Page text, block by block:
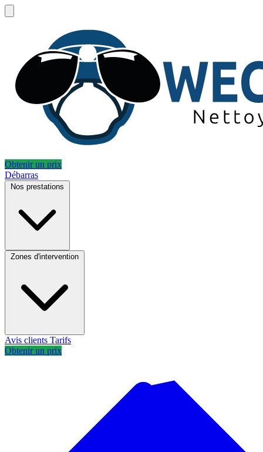
Obtenir un prix
Débarras
Nos prestations
Zones d'intervention
Avis clients Tarifs
Obtenir un prix